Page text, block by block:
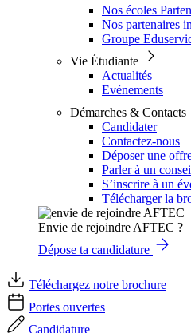
Nos écoles
Nos partenaires
Groupe
Vie Étudiante
Actualités
Evénements
Démarches & Contacts
Candidater
Contactez-nous
Déposer une
Parler à un
S’inscrire à un
Télécharger la
Envie de rejoindre AFTEC ?
Dépose ta candidature
Téléchargez notre brochure
Portes ouvertes
Candidature